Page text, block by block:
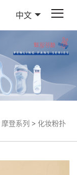
中文
摩登系列 > 化妆粉扑